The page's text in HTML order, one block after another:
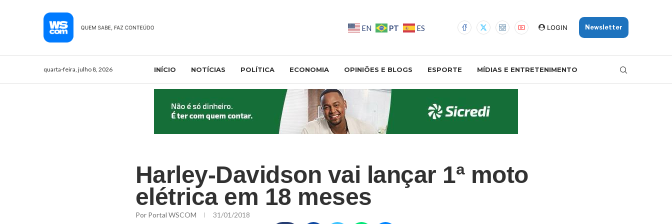
EN PT ES LOGIN Newsletter
quarta-feira, julho 8, 2026 INÍCIO NOTÍCIAS POLÍTICA ECONOMIA OPINIÕES E BLOGS ESPORTE MÍDIAS E ENTRETENIMENTO
Harley-Davidson vai lançar 1ª moto
elétrica em 18 meses
Por Portal WSCOM 31/01/2018